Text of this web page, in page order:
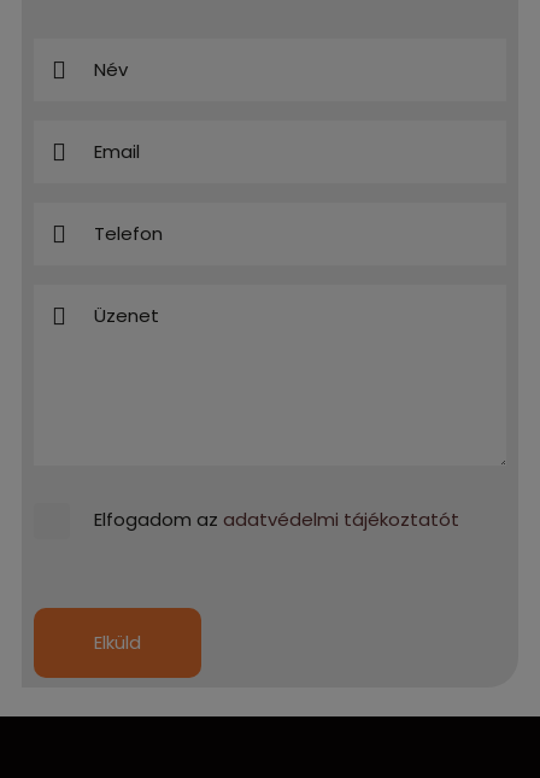
Elfogadom az adatvédelmi tájékoztatót
Elküld